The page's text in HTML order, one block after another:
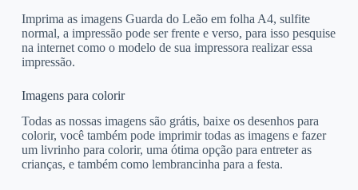
Imprima as imagens Guarda do Leão em folha A4, sulfite
normal, a impressão pode ser frente e verso, para isso pesquise
na internet como o modelo de sua impressora realizar essa
impressão.
Imagens para colorir
Todas as nossas imagens são grátis, baixe os desenhos para
colorir, você também pode imprimir todas as imagens e fazer
um livrinho para colorir, uma ótima opção para entreter as
crianças, e também como lembrancinha para a festa.